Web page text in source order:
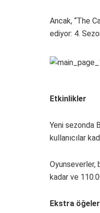
Ancak, “The
ediyor: 4.
Etkinlikler
Yeni sezonda
kullanıcılar
Oyunseverler,
kadar ve
Ekstra öğeler